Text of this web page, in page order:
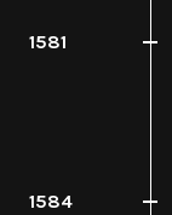
1581
1584